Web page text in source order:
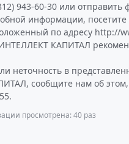
943-60-30 или отправить
информации,
по адресу http://
КАПИТАЛ
неточность в
сообщите нам об
просмотрена: 40 раз